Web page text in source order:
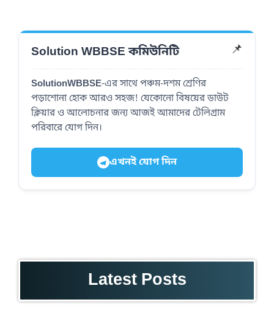
Solution WBBSE কমিউনিটি 📌
SolutionWBBSE-এর সাথে পঞ্চম-দশম শ্রেণির
পড়াশোনা হোক আরও সহজ! যেকোনো বিষয়ের ডাউট
ক্লিয়ার ও আলোচনার জন্য আজই আমাদের টেলিগ্রাম
পরিবারে যোগ দিন।
এখনই যোগ দিন
Latest Posts